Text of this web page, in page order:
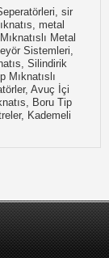
sir
metal
Metal
Sistemleri,
Silindirik
Mıknatıslı
Avuç İçi
Boru Tip
Kademeli